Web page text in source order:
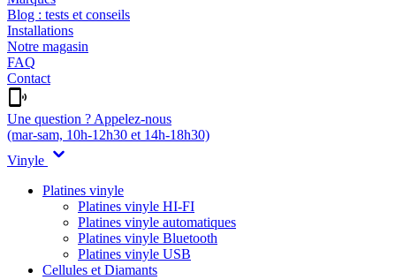
Blog : tests et conseils
Installations
Notre magasin
FAQ
Contact
Une question ? Appelez-nous
(mar-sam, 10h-12h30 et 14h-18h30)
Vinyle
Platines vinyle
Platines vinyle HI-FI
Platines vinyle automatiques
Platines vinyle Bluetooth
Platines vinyle USB
Cellules et Diamants